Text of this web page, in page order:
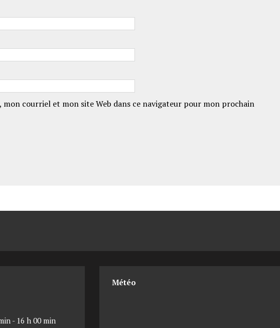
mon courriel et mon site Web dans ce navigateur pour mon prochain
- 16 h 00 min
Météo